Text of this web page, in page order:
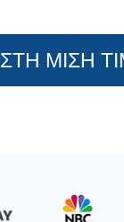
ΣΤΗ ΜΙΣΗ